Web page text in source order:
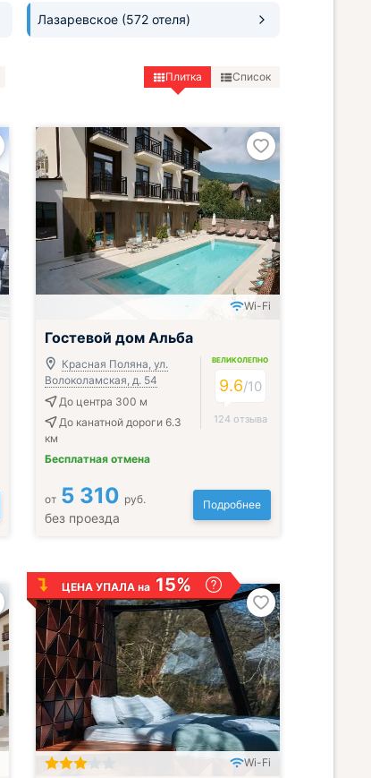
Лазаревское (572 отеля)
Плитка Список
Wi-Fi
Гостевой дом Альба
Красная Поляна, ул.
Волоколамская, д. 54
До центра 300 м
До канатной дороги 6.3
км
Бесплатная отмена
ВЕЛИКОЛЕПНО
9.6/10
124 отзыва
от 5 310 руб.
без проезда
Подробнее
ЦЕНА УПАЛА на 15%
Wi-Fi